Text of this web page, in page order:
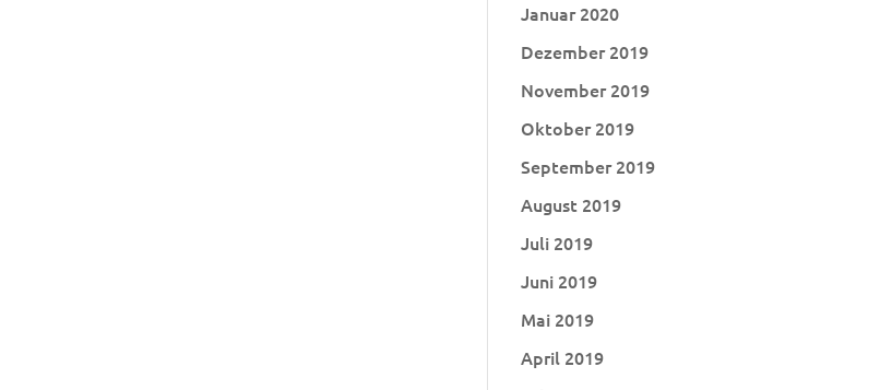
Januar 2020
Dezember 2019
November 2019
Oktober 2019
September 2019
August 2019
Juli 2019
Juni 2019
Mai 2019
April 2019